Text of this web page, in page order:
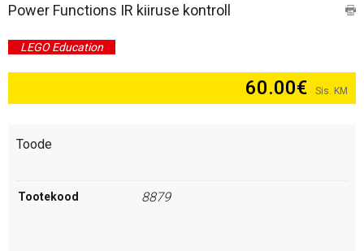
Power Functions IR kiiruse kontroll
LEGO Education
60.00€ Sis. KM
Toode
Tootekood 8879